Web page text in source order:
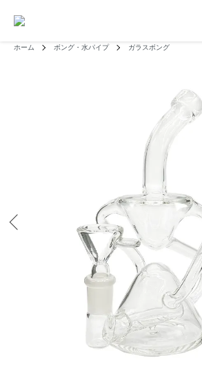
ホーム ボング・水パイプ ガラスボング